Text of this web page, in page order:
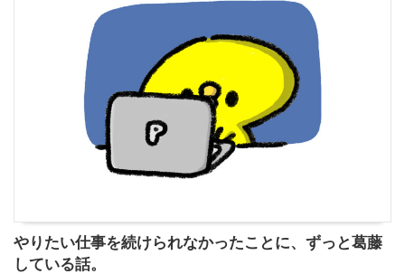
やりたい仕事を続けられなかったことに、ずっと葛藤
している話。